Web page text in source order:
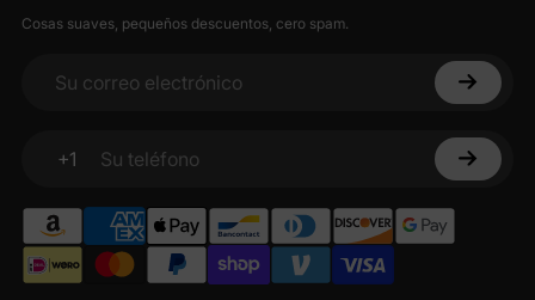
Cosas suaves, pequeños descuentos, cero spam.
Su correo electrónico
+1
Su teléfono